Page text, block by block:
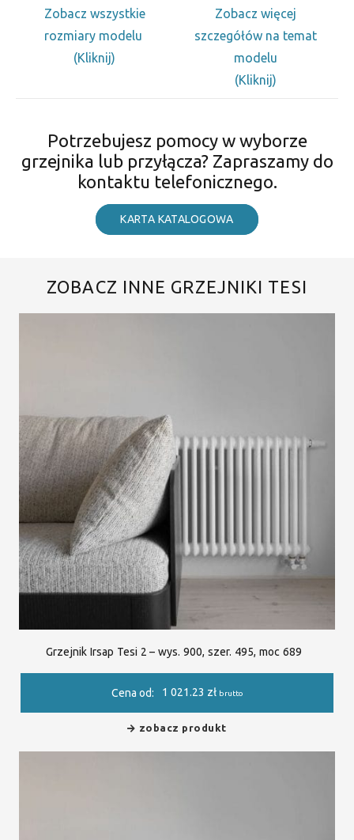
Zobacz wszystkie
rozmiary modelu
(Kliknij)
Zobacz więcej
szczegółów na temat
modelu
(Kliknij)
Potrzebujesz pomocy w wyborze
grzejnika lub przyłącza? Zapraszamy do
kontaktu telefonicznego.
KARTA KATALOGOWA
ZOBACZ INNE GRZEJNIKI TESI
Grzejnik Irsap Tesi 2 – wys. 900, szer. 495, moc 689
Cena od: 1 021.23 zł brutto
zobacz produkt